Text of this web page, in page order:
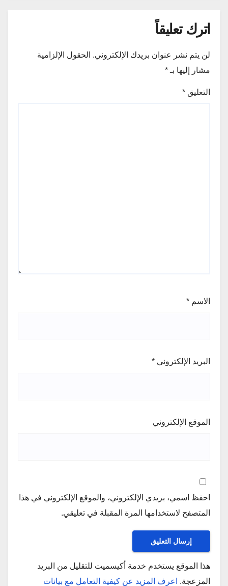
اترك تعليقاً
لن يتم نشر عنوان بريدك الإلكتروني. الحقول الإلزامية
مشار إليها بـ *
التعليق *
الاسم *
البريد الإلكتروني *
الموقع الإلكتروني
احفظ اسمي، بريدي الإلكتروني، والموقع الإلكتروني في هذا
المتصفح لاستخدامها المرة المقبلة في تعليقي.
هذا الموقع يستخدم خدمة أكيسميت للتقليل من البريد
المزعجة.
اعرف المزيد عن كيفية التعامل مع بيانات